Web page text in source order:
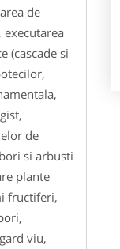
de
(cascade si
de
si arbusti
plante
fructiferi,
viu,